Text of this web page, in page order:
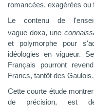
romancées, exagérées ou
Le contenu de
vaguedoxa, une
et polymorphe pour
idéologies en vigueur.
Français pourront
Francs, tantôt des
Cette courte étude
de précision, est